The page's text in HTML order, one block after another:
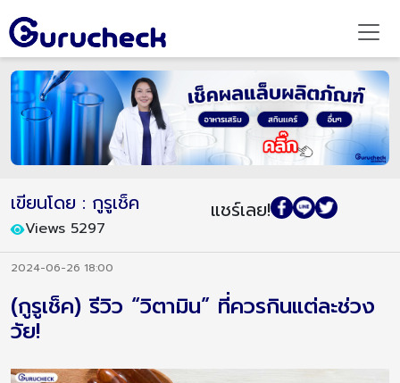
เขียนโดย : กูรูเช็ค
Views 5297
แชร์เลย!
2024-06-26 18:00
(กูรูเช็ค) รีวิว “วิตามิน” ที่ควรกินแต่ละช่วง
วัย!